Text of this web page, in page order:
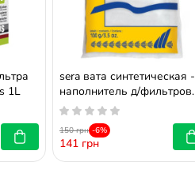
AquaEl CarboMAX plus 1L
sera вата синтетическая -
наполнитель д/фильтров
100 г
150 грн -6%
141 грн